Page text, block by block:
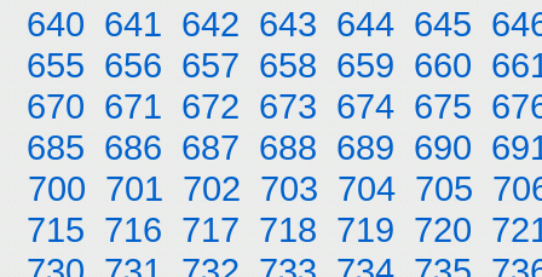
640 641 642 643 644 645
655 656 657 658 659 660
670 671 672 673 674 675
685 686 687 688 689 690
700 701 702 703 704 705
715 716 717 718 719 720